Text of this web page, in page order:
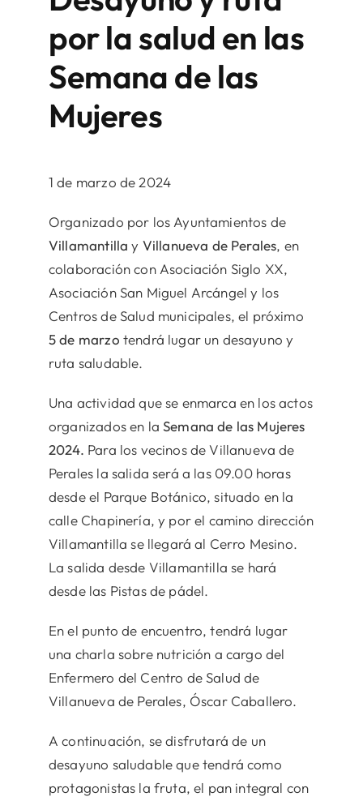
por la salud en las
Semana de las
Mujeres
1 de marzo de 2024
Organizado por los Ayuntamientos de
Villamantilla y Villanueva de Perales, en
colaboración con Asociación Siglo XX,
Asociación San Miguel Arcángel y los
Centros de Salud municipales, el próximo
5 de marzo tendrá lugar un desayuno y
ruta saludable.
Una actividad que se enmarca en los actos
organizados en laSemana de las Mujeres
2024. Para los vecinos de Villanueva de
Perales la salida será a las 09.00 horas
desde el Parque Botánico, situado en la
calle Chapinería, y por el camino dirección
Villamantilla se llegará al Cerro Mesino.
La salida desde Villamantilla se hará
desde las Pistas de pádel.
En el punto de encuentro, tendrá lugar
una charla sobre nutrición a cargo del
Enfermero del Centro de Salud de
Villanueva de Perales, Óscar Caballero.
A continuación, se disfrutará de un
desayuno saludable que tendrá como
protagonistas la fruta, el pan integral con